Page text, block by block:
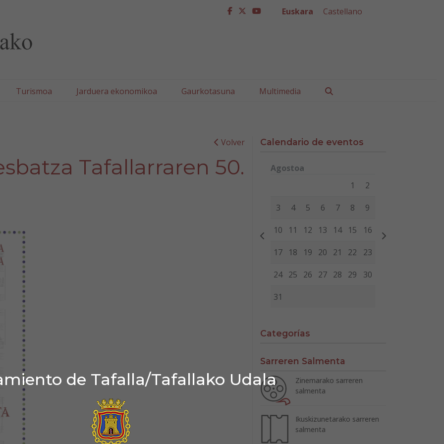
de Tafalla/Tafallako Udala
facebook
twitter
youtube
Euskara Castellano
Turismoa Jarduera ekonomikoa Gaurkotasuna Multimedia
Volver
Tafallarraren 50.
Calendario de eventos
Agostoa
Miércoles Jueves
1 2
3 4 5 6 7 8 9
10 11 12 13 14 15 16
17 18 19 20 21 22 23
24 25 26 27 28 29 30
31
Categorías
Sarreren Salmenta
Zinemarako sarreren
salmenta
Ikuskizunetarako sarreren
salmenta